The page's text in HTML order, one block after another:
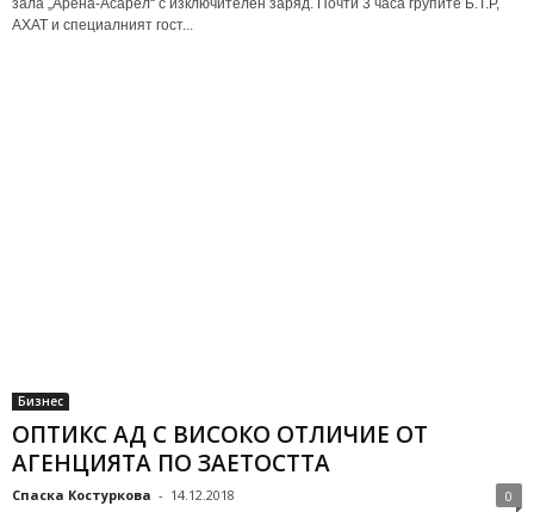
зала „Арена-Асарел“ с изключителен заряд. Почти 3 часа групите Б.Т.Р,
АХАТ и специалният гост...
Бизнес
ОПТИКС АД С ВИСОКО ОТЛИЧИЕ ОТ
АГЕНЦИЯТА ПО ЗАЕТОСТТА
Спаска Костуркова - 14.12.2018 0